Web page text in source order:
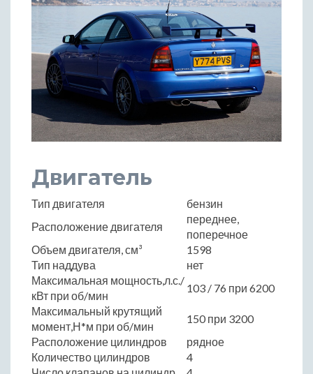
Двигатель
Тип двигателя
бензин
Расположение двигателя
переднее,
поперечное
Объем двигателя, см³
1598
Тип наддува
нет
Максимальная мощность,л.с./
кВт при об/мин
103 / 76 при 6200
Максимальный крутящий
момент,Н*м при об/мин
150 при 3200
Расположение цилиндров
рядное
Количество цилиндров
4